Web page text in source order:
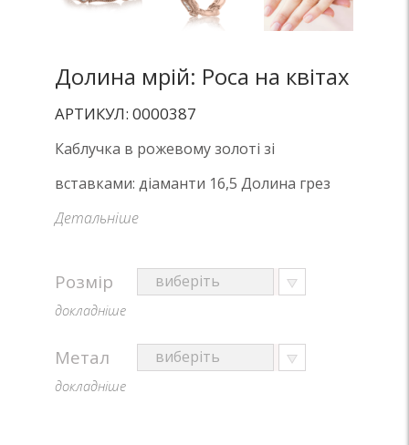
Долина мрій: Роса на квітах
АРТИКУЛ: 0000387
Каблучка в рожевому золоті зі
вставками: діаманти 16,5 Долина грез
Детальніше
Розмір
докладніше
Метал
докладніше